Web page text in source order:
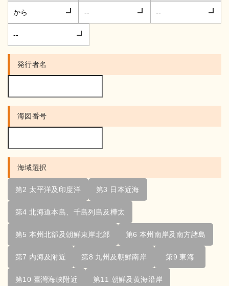
発行者名
海図番号
海域選択
第2 太平洋及印度洋 第3 日本近海
第4 北海道本島、千島列島及樺太
第5 本州北部及朝鮮東岸北部 第6 本州南岸及南方諸島
第7 内海及附近 第8 九州及朝鮮南岸 第9 東海
第10 臺灣海峡附近 第11 朝鮮及黄海沿岸